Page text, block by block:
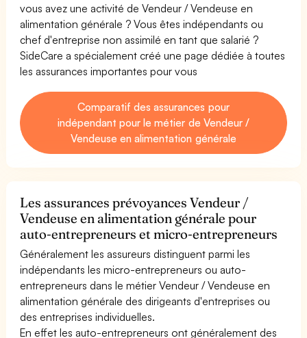
vous avez une activité de Vendeur / Vendeuse en
alimentation générale ? Vous êtes indépendants ou
chef d'entreprise non assimilé en tant que salarié ?
SideCare a spécialement créé une page dédiée à toutes
les assurances importantes pour vous
Comparatif des assurances pour
indépendant pour le métier de Vendeur /
Vendeuse en alimentation générale
Les assurances prévoyances Vendeur /
Vendeuse en alimentation générale pour
auto-entrepreneurs et micro-entrepreneurs
Généralement les assureurs distinguent parmi les
indépendants les micro-entrepreneurs ou auto-
entrepreneurs dans le métier Vendeur / Vendeuse en
alimentation générale des dirigeants d'entreprises ou
des entreprises individuelles.
En effet les auto-entrepreneurs ont généralement des